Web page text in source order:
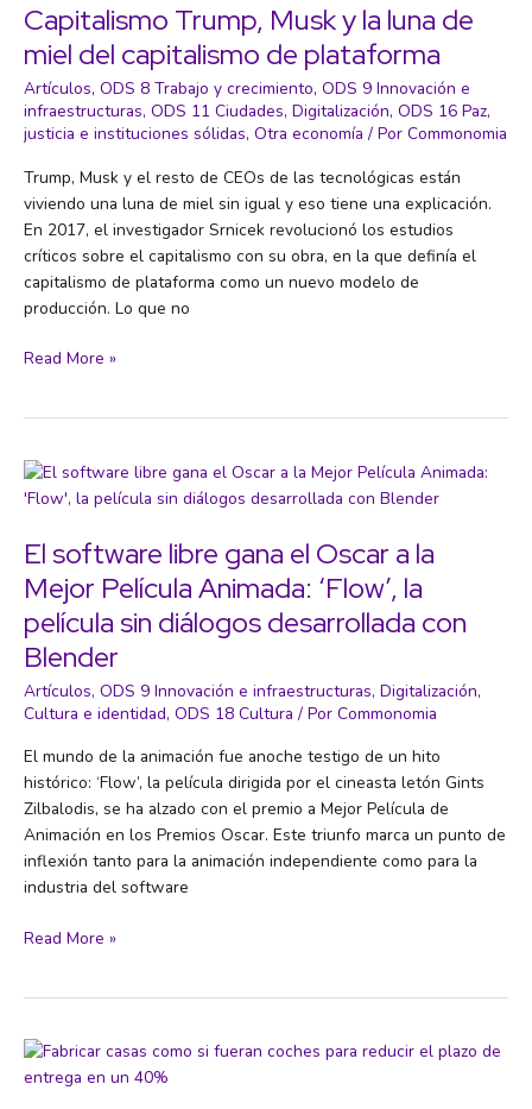
Capitalismo Trump, Musk y la luna de
miel del capitalismo de plataforma
Artículos, ODS 8 Trabajo y crecimiento, ODS 9 Innovación e
infraestructuras, ODS 11 Ciudades, Digitalización, ODS 16 Paz,
justicia e instituciones sólidas, Otra economía / Por Commonomia
Trump, Musk y el resto de CEOs de las tecnológicas están
viviendo una luna de miel sin igual y eso tiene una explicación.
En 2017, el investigador Srnicek revolucionó los estudios
críticos sobre el capitalismo con su obra, en la que definía el
capitalismo de plataforma como un nuevo modelo de
producción. Lo que no
Capitalismo
la
luna
miel
del
capitalismo
de
plataforma
Read More »
El software libre gana el Oscar a la
Mejor Película Animada: ‘Flow’, la
película sin diálogos desarrollada con
Blender
Artículos, ODS 9 Innovación e infraestructuras, Digitalización,
Cultura e identidad, ODS 18 Cultura / Por Commonomia
El mundo de la animación fue anoche testigo de un hito
histórico: ‘Flow’, la película dirigida por el cineasta letón Gints
Zilbalodis, se ha alzado con el premio a Mejor Película de
Animación en los Premios Oscar. Este triunfo marca un punto de
inflexión tanto para la animación independiente como para la
industria del software
El
el
Oscar
Read More »